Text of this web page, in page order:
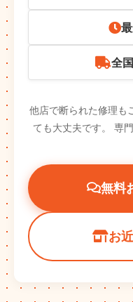
全
他店で断られた修理も
ても大丈夫です。
専
無料
お